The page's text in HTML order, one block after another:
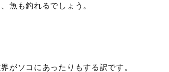
魚も釣れるでしょう。
がソコにあったりもする訳です。